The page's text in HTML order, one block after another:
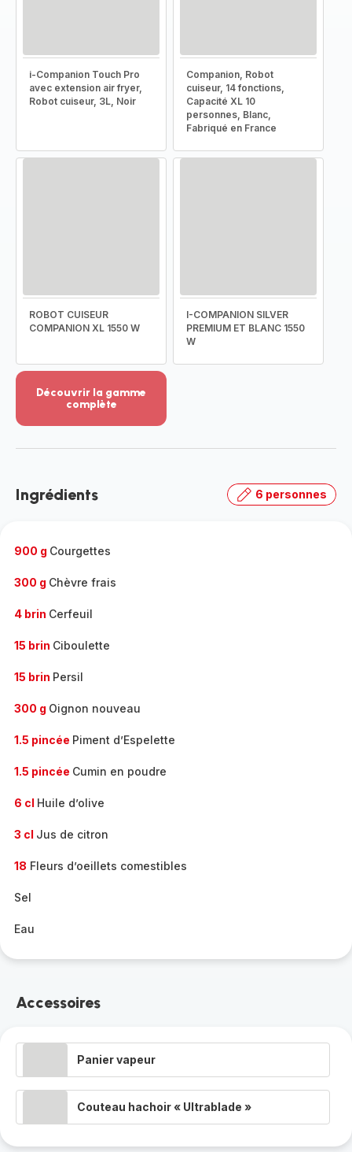
i-Companion Touch Pro
avec extension air fryer,
Robot cuiseur, 3L, Noir
Companion, Robot
cuiseur, 14 fonctions,
Capacité XL 10
personnes, Blanc,
Fabriqué en France
ROBOT CUISEUR
COMPANION XL 1550 W
I-COMPANION SILVER
PREMIUM ET BLANC 1550
W
Découvrir la gamme
complète
-
gamme
Ingrédients 6 personnes
900 g Courgettes
300 g Chèvre frais
4 brin Cerfeuil
15 brin Ciboulette
15 brin Persil
300 g Oignon nouveau
1.5 pincée Piment d’Espelette
1.5 pincée Cumin en poudre
6 cl Huile d’olive
3 cl Jus de citron
18 Fleurs d’oeillets comestibles
Sel
Eau
Accessoires
Panier vapeur
Couteau hachoir « Ultrablade »